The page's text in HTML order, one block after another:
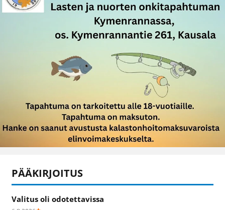
PÄÄKIRJOITUS
Valitus oli odotettavissa